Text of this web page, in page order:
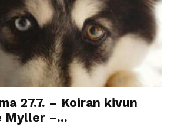
27.7. – Koiran kivun
Myller –...